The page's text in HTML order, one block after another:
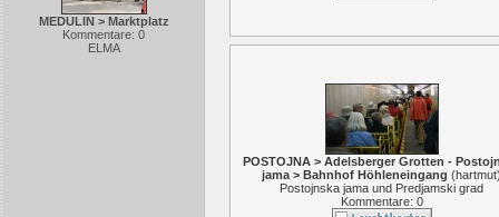
MEDULIN > Marktplatz
Kommentare: 0
ELMA
POSTOJNA > Adelsberger Grotten -
jama > Bahnhof Höhleneingang (hartmut
Postojnska jama und Predjamski grad
Kommentare: 0